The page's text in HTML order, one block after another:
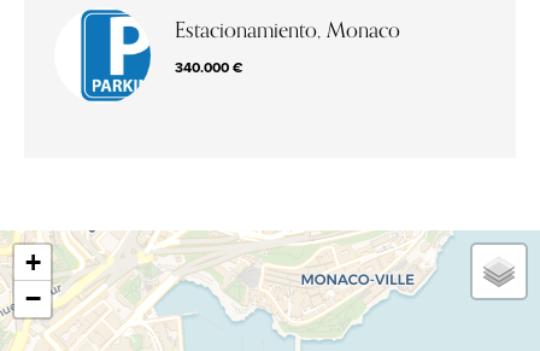
Estacionamiento, Monaco
340.000 €
+
−